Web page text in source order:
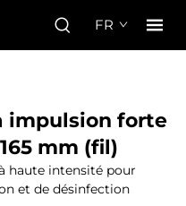
FR
impulsion forte
mm (fil)
haute intensité pour
et de désinfection